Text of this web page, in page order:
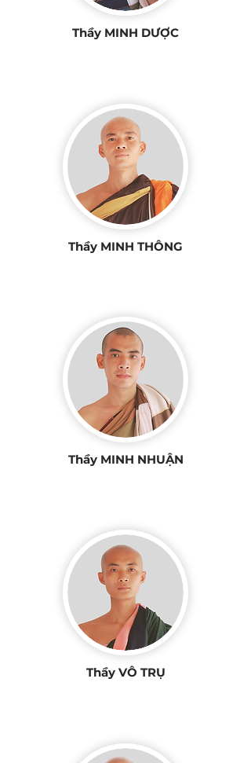
Thầy MINH DƯỢC
Thầy MINH THÔNG
Thầy MINH NHUẬN
Thầy VÔ TRỤ